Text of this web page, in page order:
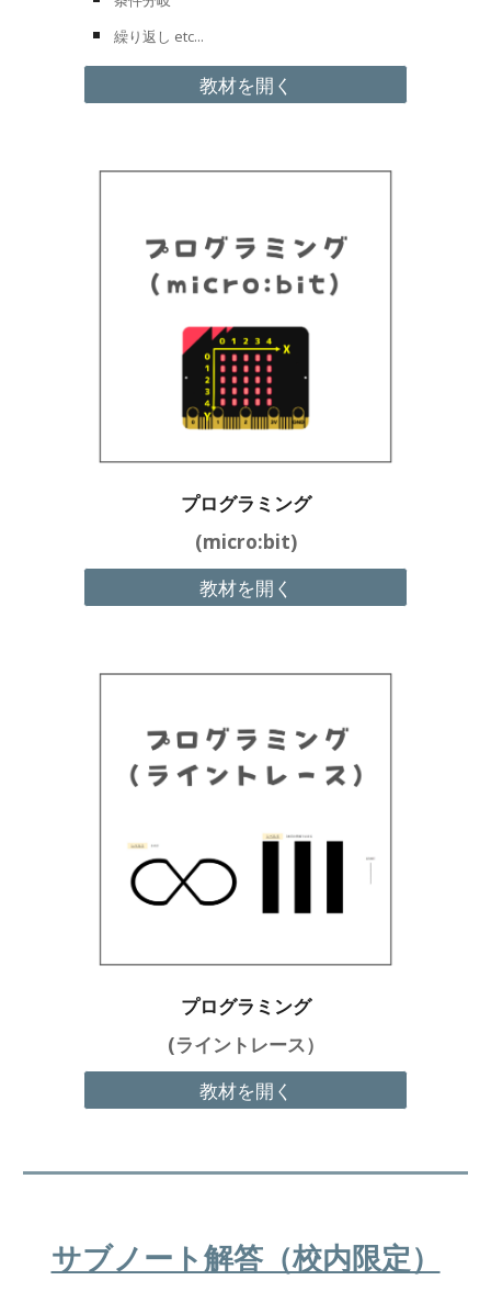
繰り返し etc...
教材を開く
プログラミング
(micro:bit)
教材を開く
プログラミング
(ライントレース）
教材を開く
サブノート解答（校内限定）